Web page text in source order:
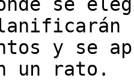
se
y se
un rato.